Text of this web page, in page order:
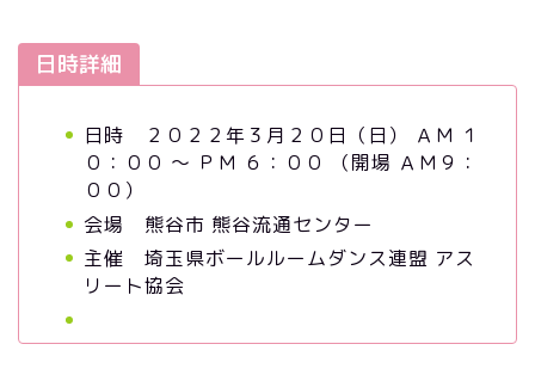
日時詳細
日時 ２０２２年３月２０日（日） ＡＭ １
０：００ ～ ＰＭ ６：００ （開場 ＡＭ９：
００）
会場 熊谷市 熊谷流通センター
主催 埼玉県ボールルームダンス連盟 アス
リート協会